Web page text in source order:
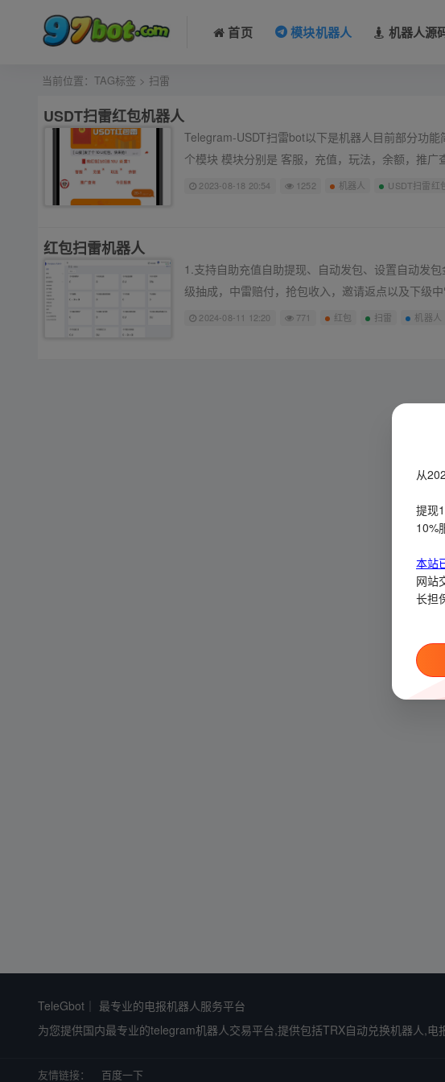
首页 模块机器人 机器人源
当前位置： TAG标签 > 扫雷
USDT扫雷红包机器人
Telegram-USDT扫雷bot以下是机器人目前部分功
个模块 模块分别是 客服，充值，玩法，余额，推
2023-08-18 20:54 1252 机器人 USDT扫雷红
红包扫雷机器人
1.支持自助充值自助提现、自动发包、设置自动发
级抽成，中雷赔付，抢包收入，邀请返点以及下级
2024-08-11 12:20 771 红包 扫雷 机器人
TeleGbot｜ 最专业的电报机器人服务平台
为您提供国内最专业的telegram机器人交易平台,提供包括TRX自动兑换机器人,
友情链接： 百度一下
从
提现
10%
本站
网站
长担